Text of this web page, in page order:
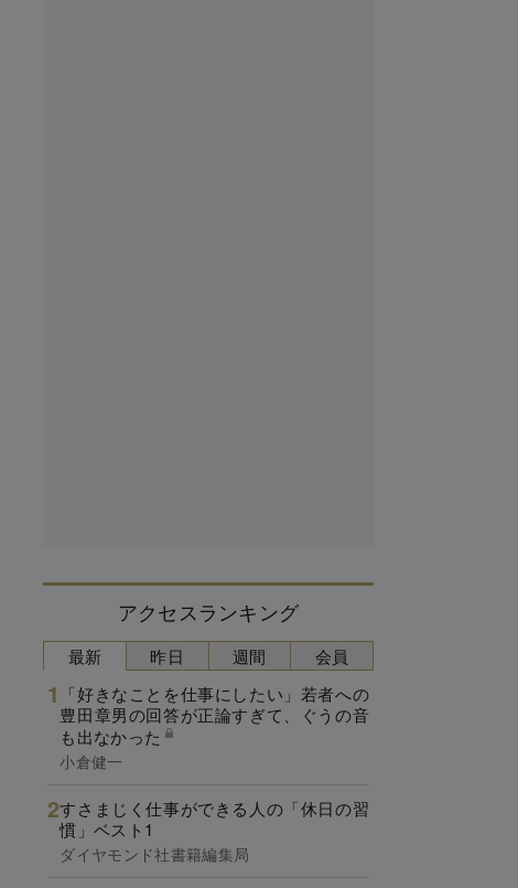
アクセスランキング
最新
「好きなことを仕事にしたい」若者への
豊田章男の回答が正論すぎて、ぐうの音
も出なかった
小倉健一
すさまじく仕事ができる人の「休日の習
慣」ベスト1
ダイヤモンド社書籍編集局
昨日 週間 会員